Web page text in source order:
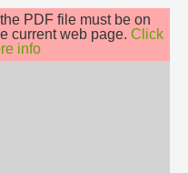
PDF file must be on
current web page. Click
info